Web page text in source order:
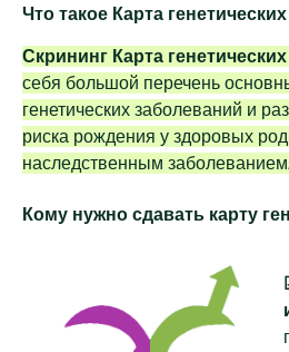
Что такое Карта
Скрининг Карта
себя большой перечень
генетических заболеваний и
риска рождения у здоровых
наследственным
Кому нужно сдавать карту